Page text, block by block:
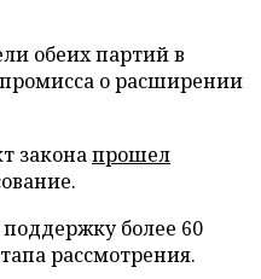
обеих партий в
о расширении
законапрошел
поддержку более 60
рассмотрения.